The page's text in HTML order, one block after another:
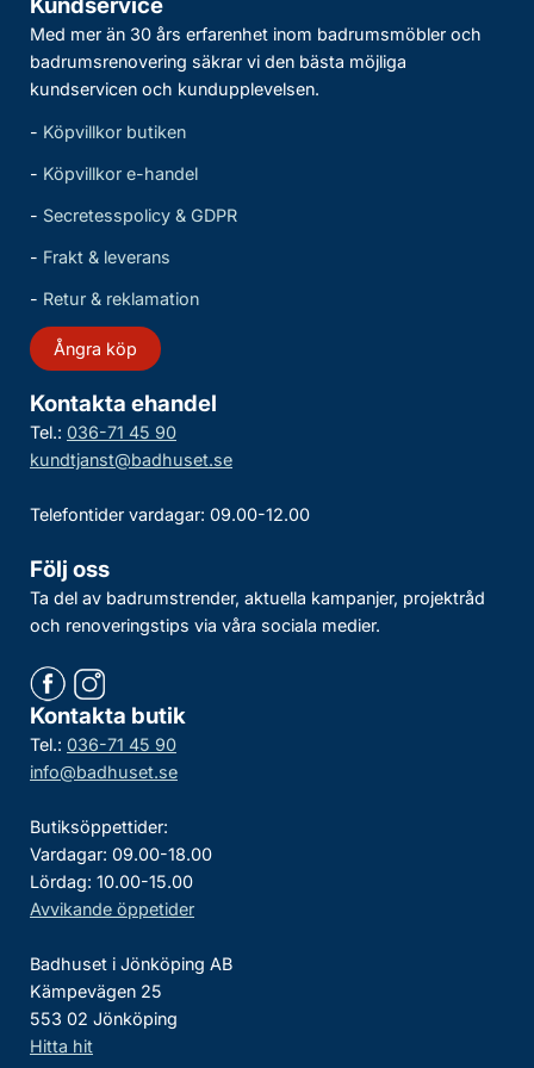
Med mer än 30 års erfarenhet inom badrumsmöbler och
badrumsrenovering säkrar vi den bästa möjliga
kundservicen och kundupplevelsen.
- Köpvillkor butiken
- Köpvillkor e-handel
- Secretesspolicy & GDPR
- Frakt & leverans
- Retur & reklamation
Ångra köp
Kontakta ehandel
Tel.: 036-71 45 90
kundtjanst@badhuset.se
Telefontider vardagar: 09.00-12.00
Följ oss
Ta del av badrumstrender, aktuella kampanjer, projektråd
och renoveringstips via våra sociala medier.
Kontakta butik
Tel.: 036-71 45 90
info@badhuset.se
Butiksöppettider:
Vardagar: 09.00-18.00
Lördag: 10.00-15.00
Avvikande öppetider
Badhuset i Jönköping AB
Kämpevägen 25
553 02 Jönköping
Hitta hit